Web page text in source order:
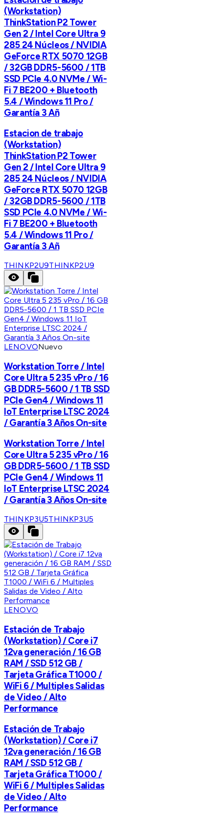
(Workstation)
ThinkStation P2 Tower
Gen 2 / Intel Core Ultra 9
285 24 Núcleos / NVIDIA
GeForce RTX 5070 12GB
/ 32GB DDR5-5600 / 1TB
SSD PCIe 4.0 NVMe / Wi-
Fi 7 BE200 + Bluetooth
5.4 / Windows 11 Pro /
Garantía 3 Añ
Estacion de trabajo
(Workstation)
ThinkStation P2 Tower
Gen 2 / Intel Core Ultra 9
285 24 Núcleos / NVIDIA
GeForce RTX 5070 12GB
/ 32GB DDR5-5600 / 1TB
SSD PCIe 4.0 NVMe / Wi-
Fi 7 BE200 + Bluetooth
5.4 / Windows 11 Pro /
Garantía 3 Añ
THINKP2U9THINKP2U9
LENOVONuevo
Workstation Torre / Intel
Core Ultra 5 235 vPro / 16
GB DDR5-5600 / 1 TB SSD
PCIe Gen4 / Windows 11
IoT Enterprise LTSC 2024
/ Garantía 3 Años On-site
Workstation Torre / Intel
Core Ultra 5 235 vPro / 16
GB DDR5-5600 / 1 TB SSD
PCIe Gen4 / Windows 11
IoT Enterprise LTSC 2024
/ Garantía 3 Años On-site
THINKP3U5THINKP3U5
LENOVO
Estación de Trabajo
(Workstation) / Core i7
12va generación / 16 GB
RAM / SSD 512 GB /
Tarjeta Gráfica T1000 /
WiFi 6 / Multiples Salidas
de Video / Alto
Performance
Estación de Trabajo
(Workstation) / Core i7
12va generación / 16 GB
RAM / SSD 512 GB /
Tarjeta Gráfica T1000 /
WiFi 6 / Multiples Salidas
de Video / Alto
Performance